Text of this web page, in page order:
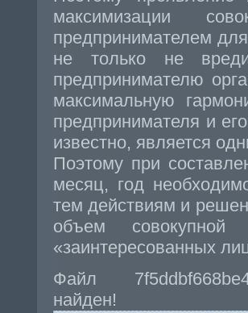
максимизации
предпринимателем
не только не
предпринимателю
максимальную
предпринимателя и
известно, является
Поэтому при
месяц, год
тем действиям и
объем совокупной
«заинтересованных
Файл
найден!